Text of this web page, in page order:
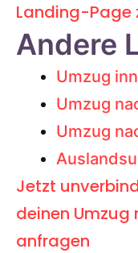
Landing-Page
Andere
Umzug
Umzug
Umzug
Jetzt
deinen Umzug
anfragen